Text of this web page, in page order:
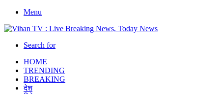
Menu
Search for
HOME
TRENDING
BREAKING
देश